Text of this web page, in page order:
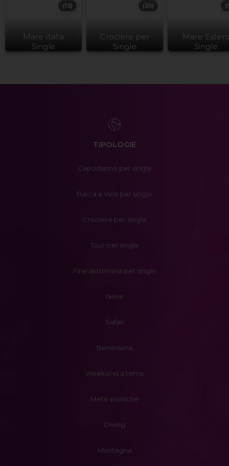
Mare Italia
Single
(13)
Crociere per
Single
(25)
Mare
Single
TIPOLOGIE
Capodanno per single
Barca a Vela per single
Crociere per single
Tour per single
Fine settimana per single
Neve
Safari
Benessere
Weekend a tema
Mete esotiche
Diving
Montagna